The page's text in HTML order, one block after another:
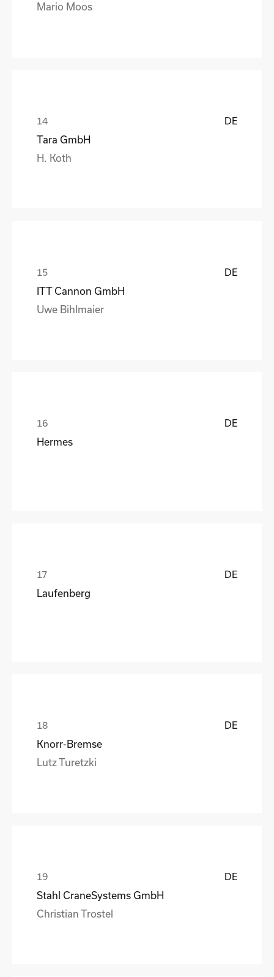
Mario Moos
DE
Tara GmbH
H. Koth
DE
ITT Cannon GmbH
Uwe Bihlmaier
DE
Hermes
DE
Laufenberg
DE
Knorr-Bremse
Lutz Turetzki
DE
Stahl CraneSystems GmbH
Christian Trostel